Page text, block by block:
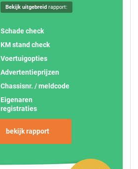
Bekijk uitgebreidrapport:
Schade check
KM stand check
Voertuigopties
Advertentieprijzen
Chassisnr. / meldcode
Eigenaren
registraties
bekijk rapport